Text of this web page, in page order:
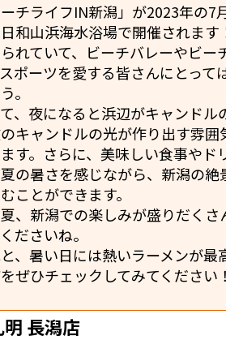
ーチライフIN新潟」が2023年の
和山浜海水浴場で開催されま
れていて、ビーチバレーやビ
ポーツを愛する皆さんにとっ
。
、夜になると浜辺がキャンド
キャンドルの光が作り出す雰
す。さらに、美味しい食事や
の暑さを感じながら、新潟の
ことができます。
、新潟での楽しみが盛りだく
ださいね。
、暑い日には熱いラーメンが
ぜひチェックしてみてください！
長潟店